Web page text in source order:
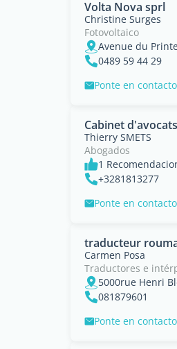
Volta Nova sprl
Christine Surges
Fotovoltaico
Avenue du
0489 59 44 29
Ponte en contacto
Cabinet
Thierry SMETS
Abogados
1
+3281813277
Ponte en contacto
traducteur
Carmen Posa
Traductores e
5000rue Henri
081879601
Ponte en contacto